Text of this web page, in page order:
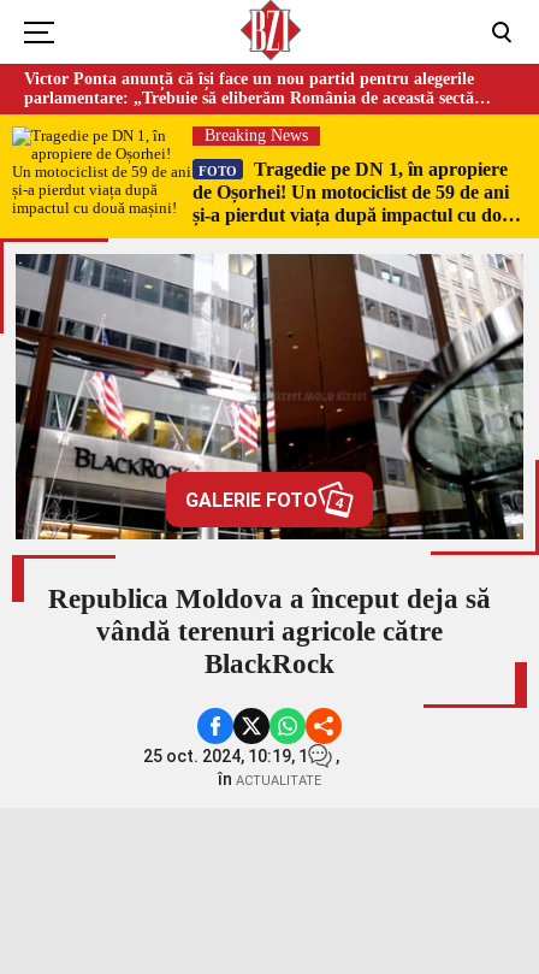
Victor Ponta anunță că își face un nou partid pentru alegerile
parlamentare: „Trebuie să eliberăm România de această sectă
globalistă”
Breaking News
FOTO
Tragedie pe DN 1, în apropiere
de Oșorhei! Un motociclist de 59 de ani
și-a pierdut viața după impactul cu două
mașini!
GALERIE FOTO 4
Republica Moldova a început deja să
vândă terenuri agricole către
BlackRock
25 oct. 2024, 10:19, 1
,
în ACTUALITATE